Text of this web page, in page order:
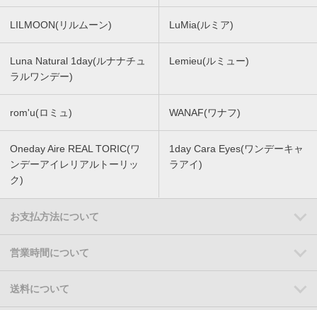
LILMOON(リルムーン) LuMia(ルミア)
Luna Natural 1day(ルナナチュ
ラルワンデー)
Lemieu(ルミュー)
rom'u(ロミュ) WANAF(ワナフ)
Oneday Aire REAL TORIC(ワ
ンデーアイレリアルトーリッ
ク)
1day Cara Eyes(ワンデーキャ
ラアイ)
お支払方法について
営業時間について
送料について